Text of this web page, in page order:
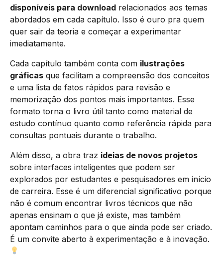
disponíveis para download relacionados aos temas
abordados em cada capítulo. Isso é ouro pra quem
quer sair da teoria e começar a experimentar
imediatamente.
Cada capítulo também conta com ilustrações
gráficas que facilitam a compreensão dos conceitos
e uma lista de fatos rápidos para revisão e
memorização dos pontos mais importantes. Esse
formato torna o livro útil tanto como material de
estudo contínuo quanto como referência rápida para
consultas pontuais durante o trabalho.
Além disso, a obra traz ideias de novos projetos
sobre interfaces inteligentes que podem ser
explorados por estudantes e pesquisadores em início
de carreira. Esse é um diferencial significativo porque
não é comum encontrar livros técnicos que não
apenas ensinam o que já existe, mas também
apontam caminhos para o que ainda pode ser criado.
É um convite aberto à experimentação e à inovação.